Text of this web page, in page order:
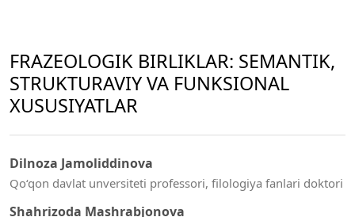
FRAZEOLOGIK BIRLIKLAR: SEMANTIK,
STRUKTURAVIY VA FUNKSIONAL
XUSUSIYATLAR
Dilnoza Jamoliddinova
Qo‘qon davlat unversiteti professori, filologiya fanlari doktori
Shahrizoda Mashrabjonova